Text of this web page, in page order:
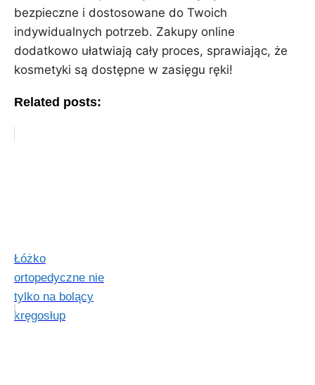
bezpieczne i dostosowane do Twoich
indywidualnych potrzeb. Zakupy online
dodatkowo ułatwiają cały proces, sprawiając, że
kosmetyki są dostępne w zasięgu ręki!
Related posts:
Łóżko
ortopedyczne nie
tylko na bolący
kręgosłup